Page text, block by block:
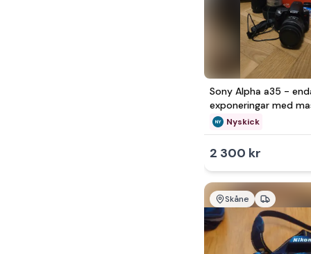
Sony Alpha a35 -
exponeringar med
tillbehör
Nyskick
2 300 kr
Skåne